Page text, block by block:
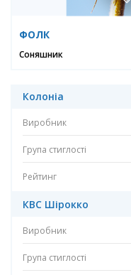
ФОЛК
Соняшник
Колоніа
КВС Шірокко